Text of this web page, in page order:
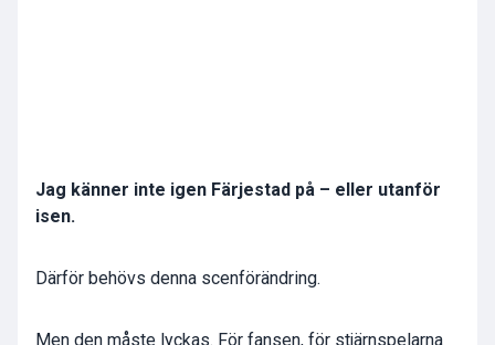
Jag känner inte igen Färjestad på – eller utanför
isen.
Därför behövs denna scenförändring.
Men den måste lyckas. För fansen, för stjärnspelarna